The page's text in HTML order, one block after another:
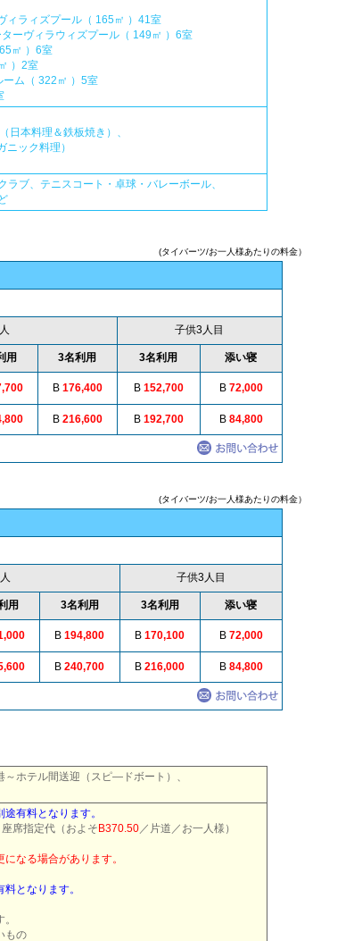
ィズプール（ 165㎡ ）41室
ヴィラウィズプール（ 149㎡ ）6室
㎡ ）6室
）2室
ム（ 322㎡ ）5室
日本料理＆鉄板焼き）、
ック料理）
ブ、テニスコート・卓球・バレーボール、
(タイバーツ/お一人様あたりの料金）
子供3人目
用 3名利用 3名利用 添い寝
B176,400 B 152,700 B 72,000
B 216,600 B 192,700 B 84,800
(タイバーツ/お一人様あたりの料金）
子供3人目
用 3名利用 3名利用 添い寝
B 194,800 B 170,100 B 72,000
B 240,700 B 216,000 B 84,800
ホテル間送迎（スピ―ドボート）、
有料となります。
座席指定代（およそB370.50／片道／お一人様）
なる場合があります。
となります。
もの